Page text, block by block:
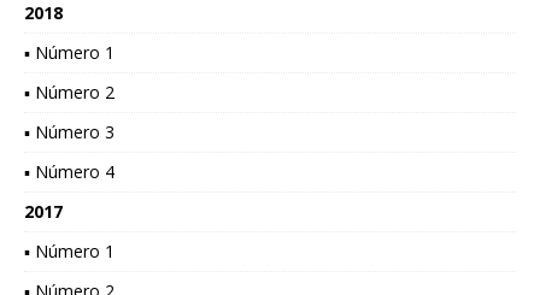
2018
▪ Número 1
▪ Número 2
▪ Número 3
▪ Número 4
2017
▪ Número 1